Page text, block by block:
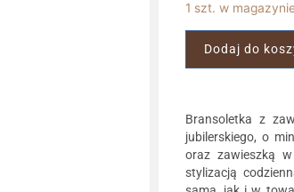
1 szt. w
Dodaj do
Bransoletka z
jubilerskiego, o
oraz zawieszką
stylizacją